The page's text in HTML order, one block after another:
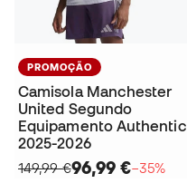
PROMOÇÃO
Camisola Manchester
United Segundo
Equipamento Authentic
2025-2026
149,99 €96,99 €−35%